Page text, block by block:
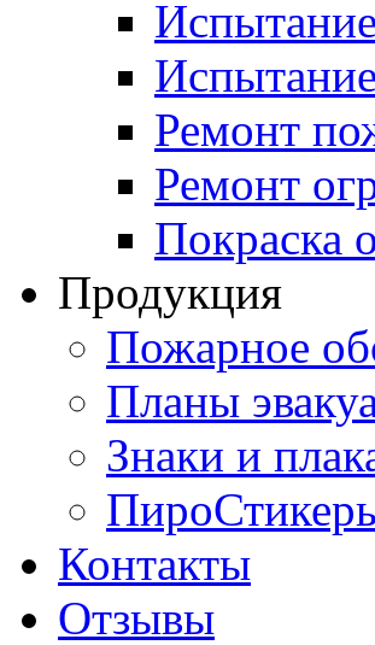
Ремонт
Ремонт
Покраска
Продукция
Пожарное
Планы
Знаки и
Контакты
Отзывы